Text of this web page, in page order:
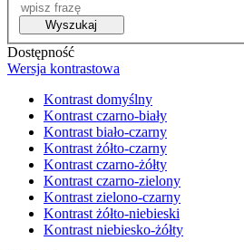
Wyszukaj
Dostępność
Wersja kontrastowa
Kontrast domyślny
Kontrast czarno-biały
Kontrast biało-czarny
Kontrast żółto-czarny
Kontrast czarno-żółty
Kontrast czarno-zielony
Kontrast zielono-czarny
Kontrast żółto-niebieski
Kontrast niebiesko-żółty